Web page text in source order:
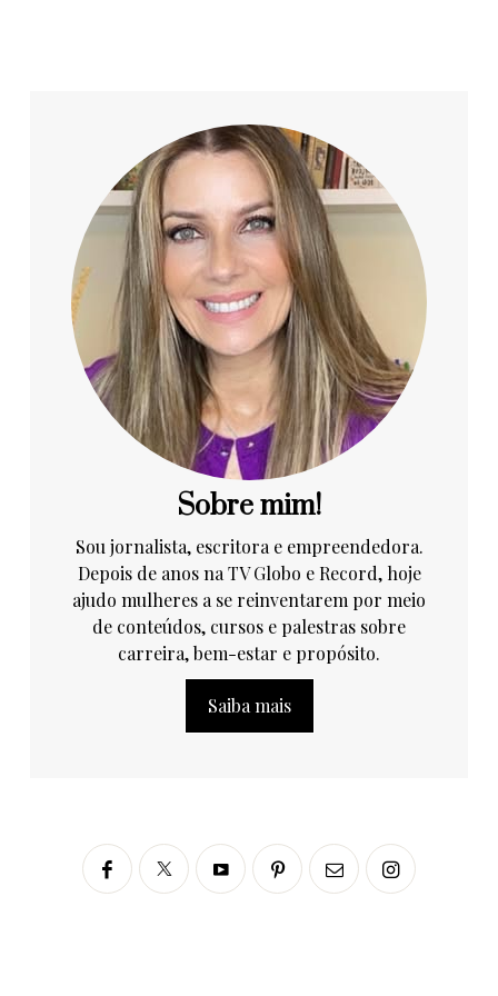
Sobre mim!
Sou jornalista, escritora e empreendedora.
Depois de anos na TV Globo e Record, hoje
ajudo mulheres a se reinventarem por meio
de conteúdos, cursos e palestras sobre
carreira, bem-estar e propósito.
Saiba mais